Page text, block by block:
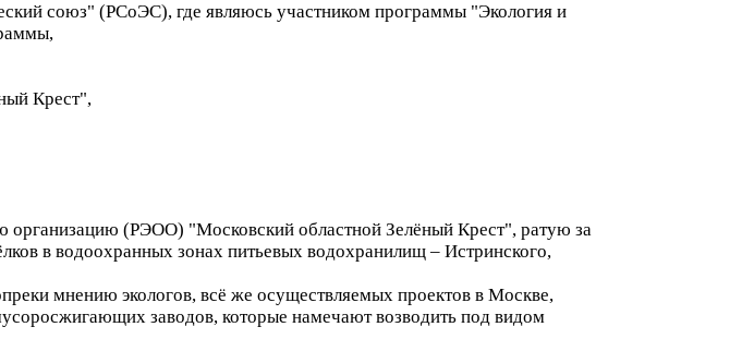
союз" (РСоЭС), где являюсь участником программы "Экология и
Крест",
организацию (РЭОО) "Московский областной Зелёный Крест", ратую за
в водоохранных зонах питьевых водохранилищ – Истринского,
мнению экологов, всё же осуществляемых проектов в Москве,
заводов, которые намечают возводить под видом